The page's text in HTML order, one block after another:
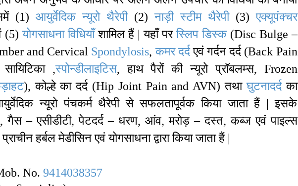
(1)आयुर्वेदिक न्यूरो थैरेपी(2)नाड़ी स्टीम थैरेपी(3)एक्यूपंक्चर
(5)योगसाधना विधियाँशामिल हैं | यहाँ परस्लिप डिस्क(Disc Bulge –
and Cervical Spondylosis,कमरदर्द एवं गर्दन दर्द (Back Pain
,स्पोन्डीलाइटिस, हाथ पैरों की न्यूरो प्रॉबलम्स, Frozen
), कोल्हे का दर्द (Hip Joint Pain and AVN) तथाघुटनादर्दका
न्यूरो पंचकर्म थैरेपी से सफलतापूर्वक किया जाता हैं | इसके
, गैस – एसीडीटी, पेटदर्द – धरण, आंव, मरोड़ – दस्त, कब्ज एवं पाइल्स
हर्बल मेडीसिन एवं योगसाधना द्वारा किया जाता हैं |
No. 9414038357